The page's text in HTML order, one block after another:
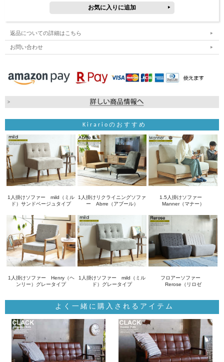
返品についての詳細はこちら
お問い合わせ
Kirarioのおすすめ
1人掛けソファー mild（ミル
ド）サンドベージュタイプ
1人掛けリクライニングソファ
ー Abrre（アブール）
1.5人掛けソファー
Manner（マナー）
1人掛けソファー Henry（ヘ
ンリー）グレータイプ
1人掛けソファー mild（ミル
ド）グレータイプ
フロアーソファー
Rerose（リロゼ
よく一緒に購入されるアイテム